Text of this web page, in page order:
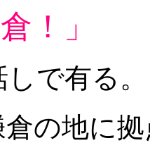
！」
で有る。
の地に